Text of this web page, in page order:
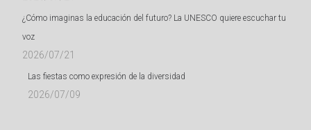
¿Cómo imaginas la educación del futuro? La UNESCO quiere escuchar tu
voz
2026/07/21
Las fiestas como expresión de la diversidad
2026/07/09